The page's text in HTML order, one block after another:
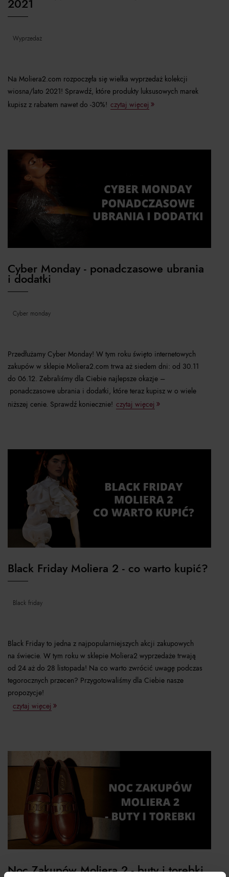
2021
wyprzedaż
Na Moliera2.com rozpoczęła się wielka wyprzedaż kolekcji
wiosna/lato 2021! Sprawdź, które produkty luksusowych marek
kupisz z rabatem nawet do -30%! czytaj więcej
Cyber Monday - ponadczasowe ubrania
i dodatki
cyber monday
Przedłużamy Cyber Monday! W tym roku święto internetowych
zakupów w sklepie Moliera2.com trwa aż siedem dni: od 30.11
do 06.12. Zebraliśmy dla Ciebie najlepsze okazje –
ponadczasowe ubrania i dodatki, które teraz kupisz w o wiele
niższej cenie. Sprawdź koniecznie! czytaj więcej
Black Friday Moliera 2 - co warto kupić?
black friday
Black Friday to jedna z najpopularniejszych akcji zakupowych
na świecie. W tym roku w sklepie Moliera2 wyprzedaże trwają
od 24 aż do 28 listopada! Na co warto zwrócić uwagę podczas
tegorocznych przecen? Przygotowaliśmy dla Ciebie nasze
propozycje!
czytaj więcej
Noc Zakupów Moliera 2 - buty i torebki